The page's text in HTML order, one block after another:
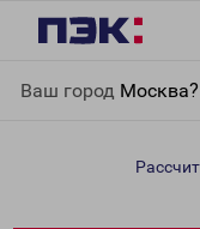
Ваш город Москва?
Удэ